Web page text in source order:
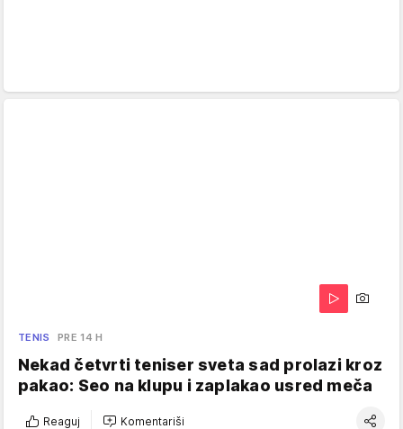
TENIS PRE 14 H
Nekad četvrti teniser sveta sad prolazi kroz
pakao: Seo na klupu i zaplakao usred meča
Reaguj Komentariši